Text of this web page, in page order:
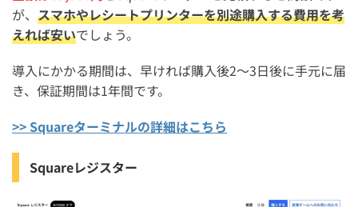
が、 スマホやレシートプリンターを別途購入する費用を考
えれば安いでしょう。
導入にかかる期間は、早ければ購入後2〜3日後に手元に届
き、保証期間は1年間です。
>> Squareターミナルの詳細はこちら
Squareレジスター